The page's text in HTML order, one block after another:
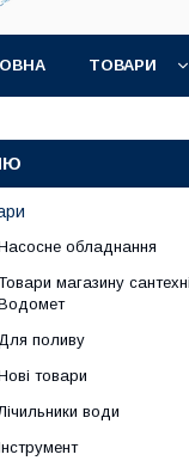
ТОВАРИ
обладнання
магазину
поливу
товари
води